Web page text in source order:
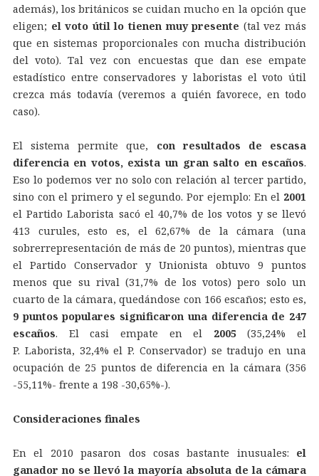
además), los británicos se cuidan mucho en la opción que
eligen; el voto útil lo tienen muy presente (tal vez más
que en sistemas proporcionales con mucha distribución
del voto). Tal vez con encuestas que dan ese empate
estadístico entre conservadores y laboristas el voto útil
crezca más todavía (veremos a quién favorece, en todo
caso).
El sistema permite que, con resultados de escasa
diferencia en votos, exista un gran salto en escaños.
Eso lo podemos ver no solo con relación al tercer partido,
sino con el primero y el segundo. Por ejemplo: En el 2001
el Partido Laborista sacó el 40,7% de los votos y se llevó
413 curules, esto es, el 62,67% de la cámara (una
sobrerrepresentación de más de 20 puntos), mientras que
el Partido Conservador y Unionista obtuvo 9 puntos
menos que su rival (31,7% de los votos) pero solo un
cuarto de la cámara, quedándose con 166 escaños; esto es,
9 puntos populares significaron una diferencia de 247
escaños. El casi empate en el 2005(35,24% el
P. Laborista, 32,4% el P. Conservador) se tradujo en una
ocupación de 25 puntos de diferencia en la cámara (356
-55,11%- frente a 198 -30,65%-).
Consideraciones finales
En el 2010 pasaron dos cosas bastante inusuales: el
ganador no se llevó la mayoría absoluta de la cámara